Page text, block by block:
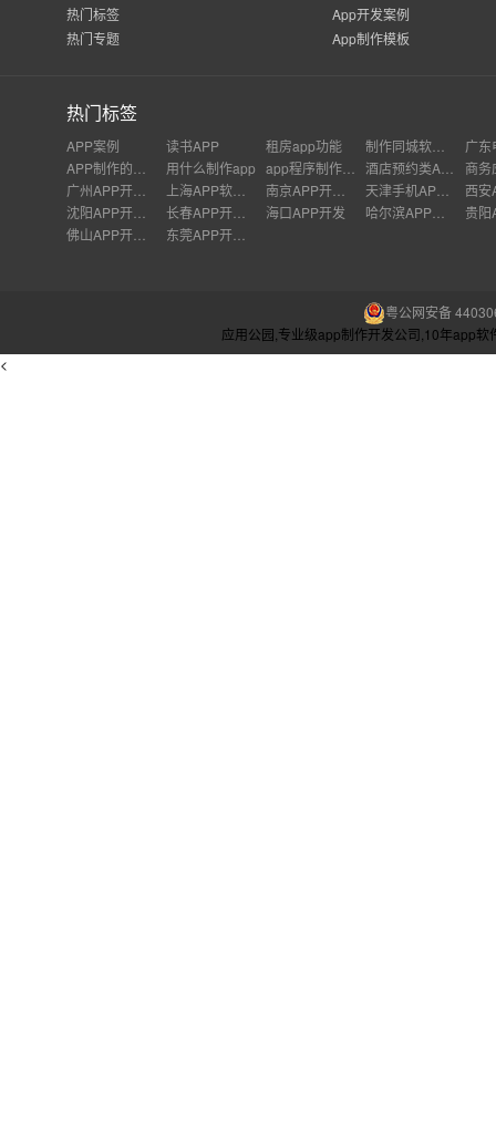
热门标签
热门专题
App开发案例
App制作模板
热门标签
APP案例 读书APP 租房app功能
用什么制作app
海口APP开发
粤公网安备
应用公园,专业级app制作开发公司,10年app
<